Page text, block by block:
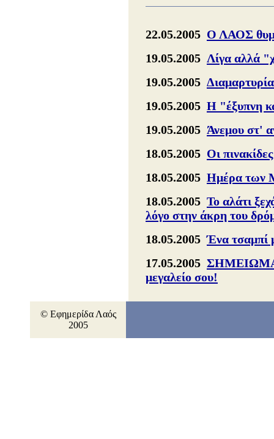
22.05.2005 Ο ΛΑΟΣ
19.05.2005 Λίγα αλλά
19.05.2005
19.05.2005 Η "έξυπνη
19.05.2005 Άνεμου στ'
18.05.2005 Οι
18.05.2005 Ημέρα των
18.05.2005 Το αλάτι
λόγο στην άκρη του
18.05.2005Ένα τσαμπί
17.05.2005 ΣΗΜΕΙΩΜΑ
μεγαλείο σου!
© Εφημερίδα Λαός
2005